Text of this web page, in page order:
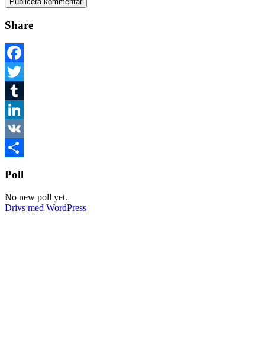
Share
Facebook
Twitter
Tumblr
LinkedIn
VK
Poll
No new poll yet.
Drivs med WordPress